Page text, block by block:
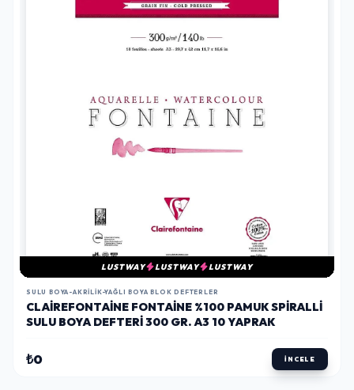
LUSTWAY LUSTWAY LUSTWAY
SULU BOYA-AKRILIK-YAĞLI BOYA BLOK DEFTERLER
CLAIREFONTAINE FONTAINE %100 PAMUK SPIRALLI
SULU BOYA DEFTERI 300 GR. A3 10 YAPRAK
₺0 İNCELE